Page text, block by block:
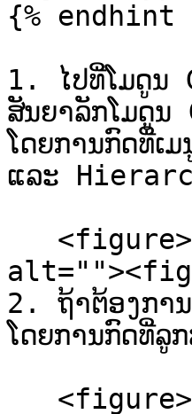
{% endhint
1. ໄປທີ່ໂມດູນ
ສັນຍາລັກໂມດູ
ໂດຍການກົດທີ່
ແລະ
2. ຖ້າຕ້ອງກາ
ໂດຍການກົດທີ່ລູ